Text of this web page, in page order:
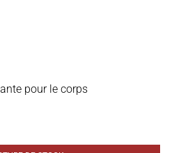
pour le corps